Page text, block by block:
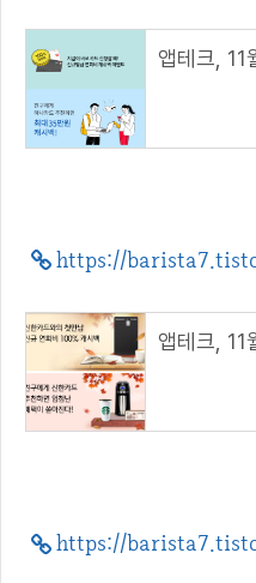
https://
https://